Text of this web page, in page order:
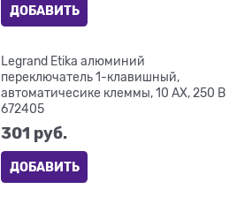
ДОБАВИТЬ
Legrand Etika алюминий
переключатель 1-клавишный,
автоматичесике клеммы, 10 AX, 250 В
672405
301 руб.
ДОБАВИТЬ